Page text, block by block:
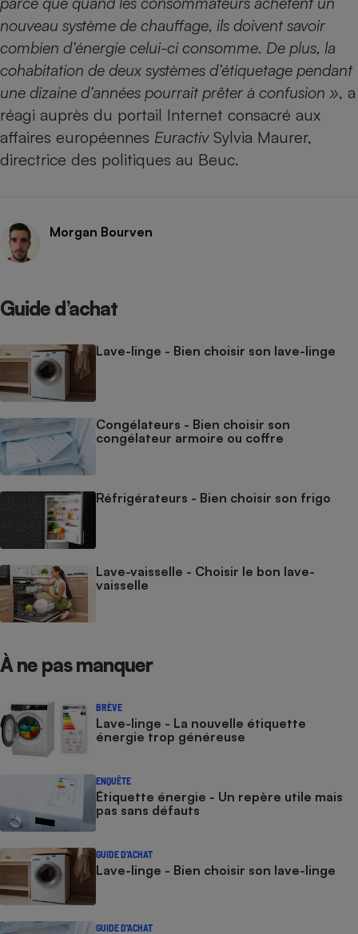
nouveau système de chauffage, ils doivent savoir
combien d’énergie celui-ci consomme. De plus, la
cohabitation de deux systèmes d’étiquetage pendant
une dizaine d’années pourrait prêter à confusion », a
réagi auprès du portail Internet consacré aux
affaires européennes EuractivSylvia Maurer,
directrice des politiques au Beuc.
Morgan Bourven
Guide d’achat
Lave-linge - Bien choisir son lave-linge
Congélateurs - Bien choisir son
congélateur armoire ou coffre
Réfrigérateurs - Bien choisir son frigo
Lave-vaisselle - Choisir le bon lave-
vaisselle
À ne pas manquer
BRÈVE
Lave-linge - La nouvelle étiquette
énergie trop généreuse
ENQUÊTE
Étiquette énergie - Un repère utile mais
pas sans défauts
GUIDE D'ACHAT
Lave-linge - Bien choisir son lave-linge
GUIDE D'ACHAT